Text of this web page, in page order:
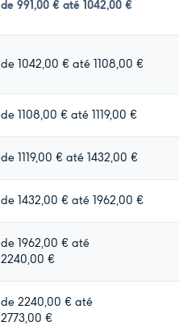
de 991,00 € até 1042,00 €
de 1042,00 € até 1108,00 €
de 1108,00 € até 1119,00 €
de 1119,00 € até 1432,00 €
de 1432,00 € até 1962,00 €
de 1962,00 € até
2240,00 €
de 2240,00 € até
2773,00 €